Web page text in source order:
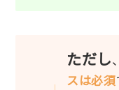
ただし、
スは必須